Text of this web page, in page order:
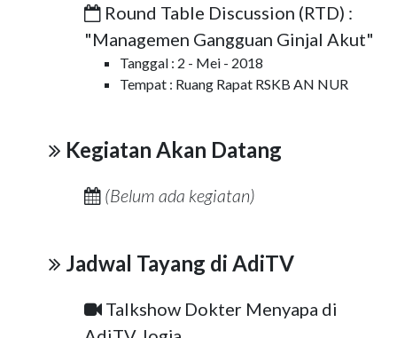
Round Table Discussion (RTD) :
"Managemen Gangguan Ginjal Akut"
Tanggal : 2 - Mei - 2018
Tempat : Ruang Rapat RSKB AN NUR
Kegiatan Akan Datang
(Belum ada kegiatan)
Jadwal Tayang di AdiTV
Talkshow Dokter Menyapa di